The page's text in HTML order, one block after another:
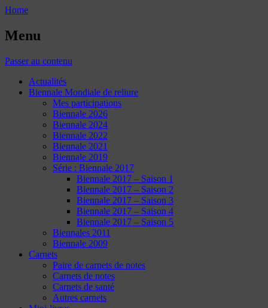
Home
Menu
Passer au contenu
Actualités
Biennale Mondiale de reliure
Mes participations
Biennale 2026
Biennale 2024
Biennale 2022
Biennale 2021
Biennale 2019
Série : Biennale 2017
Biennale 2017 – Saison 1
Biennale 2017 – Saison 2
Biennale 2017 – Saison 3
Biennale 2017 – Saison 4
Biennale 2017 – Saison 5
Biennales 2011
Biennale 2009
Carnets
Paire de carnets de notes
Carnets de notes
Carnets de santé
Autres carnets